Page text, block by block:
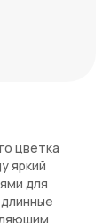
цветка
яркий
для